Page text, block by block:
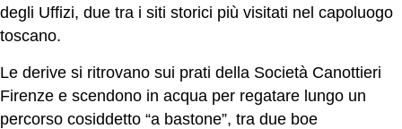
degli Uffizi, due tra i siti storici più visitati nel capoluogo
toscano.
Le derive si ritrovano sui prati della Società Canottieri
Firenze e scendono in acqua per regatare lungo un
percorso cosiddetto “a bastone”, tra due boe